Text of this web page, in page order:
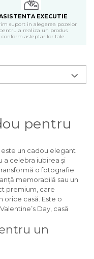
EXECUTIE
suport in alegerea pozelor
pentru a realiza un produs
conform asteptarilor tale.
pentru
un cadou elegant
a celebra iubirea și
o fotografie
memorabilă sau un
premium, care
orice casă. Este o
Day, casă
un